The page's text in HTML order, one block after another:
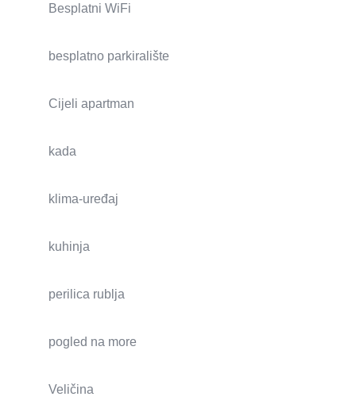
Besplatni WiFi
besplatno parkiralište
Cijeli apartman
kada
klima-uređaj
kuhinja
perilica rublja
pogled na more
Veličina